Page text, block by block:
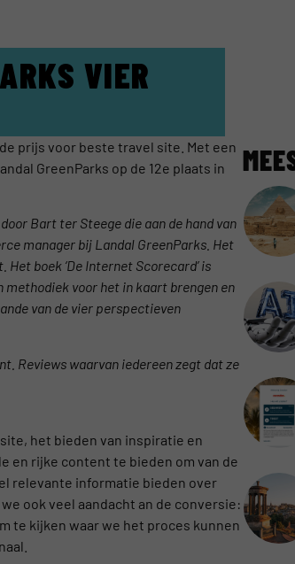
VIER
prijs voor beste travel site. Met een
GreenParks op de 12e plaats in
Bart ter Steege die aan de hand van
manager bij Landal GreenParks. Het
boek ‘De Internet Scorecard’ is
voor het in kaart brengen en
van de vier perspectieven
Reviews waarvan iedereen zegt dat ze
het bieden van inspiratie en
en rijke content te bieden om van de
relevante informatie bieden over
ook veel aandacht an de conversie:
te kijken waar we het proces kunnen